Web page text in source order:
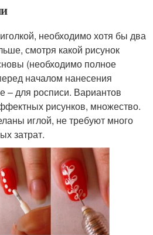
необходимо хотя бы два
смотря какой рисунок
(необходимо полное
началом нанесения
– для росписи. Вариантов
рисунков, множество.
иглой, не требуют много
затрат.